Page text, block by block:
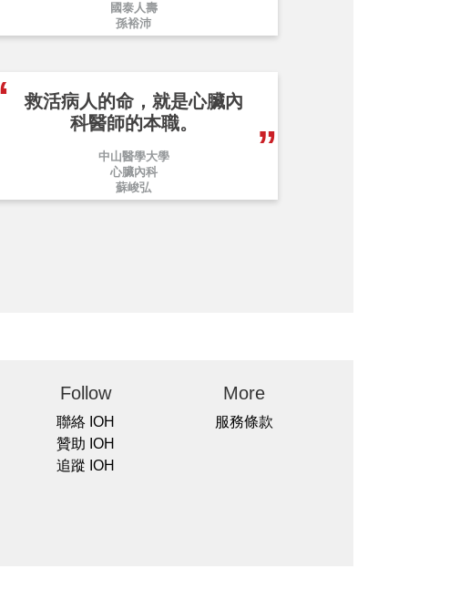
國泰人壽
孫裕沛
救活病人的命，就是心臟內
科醫師的本職。
中山醫學大學
心臟內科
蘇峻弘
Follow
聯絡 IOH
贊助 IOH
追蹤 IOH
More
服務條款